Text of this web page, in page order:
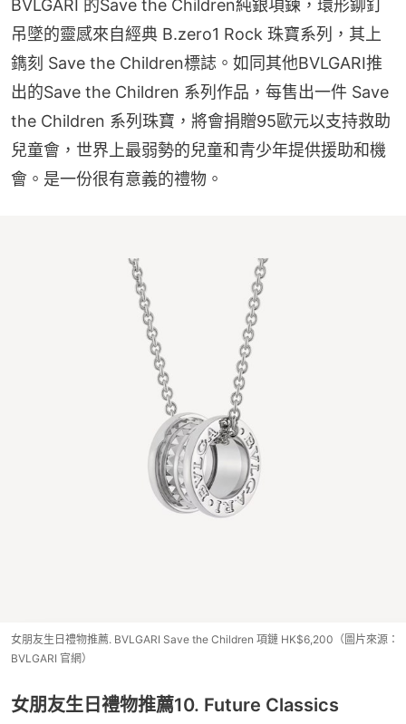
BVLGARI 的Save the Children純銀項鍊，環形鉚釘
吊墜的靈感來自經典 B.zero1 Rock 珠寶系列，其上
鐫刻 Save the Children標誌。如同其他BVLGARI推
出的Save the Children 系列作品，每售出一件 Save
the Children 系列珠寶，將會捐贈95歐元以支持救助
兒童會，世界上最弱勢的兒童和青少年提供援助和機
會。是一份很有意義的禮物。
女朋友生日禮物推薦. BVLGARI Save the Children 項鏈 HK$6,200（圖片來源：
BVLGARI 官網）
女朋友生日禮物推薦10. Future Classics